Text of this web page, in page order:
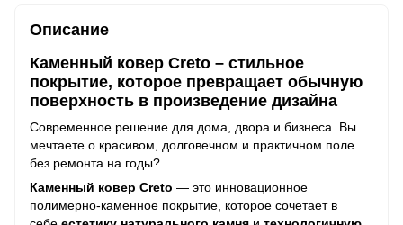
Описание
Каменный ковер Creto – стильное
покрытие, которое превращает обычную
поверхность в произведение дизайна
Современное решение для дома, двора и бизнеса. Вы
мечтаете о красивом, долговечном и практичном поле
без ремонта на годы?
Каменный ковер Creto — это инновационное
полимерно-каменное покрытие, которое сочетает в